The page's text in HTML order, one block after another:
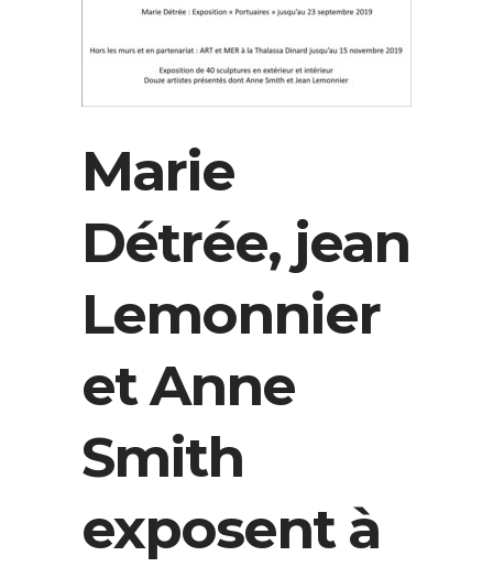
Marie
Détrée, jean
Lemonnier
et Anne
Smith
exposent à